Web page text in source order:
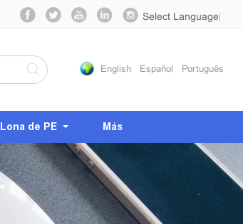
Select Language
English Español Português
Lona de PE Más